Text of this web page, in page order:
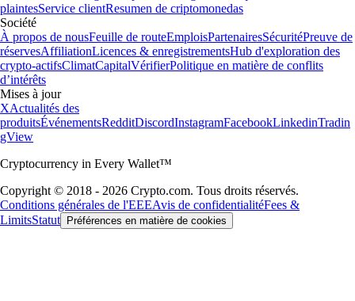
plaintesService clientResumen de criptomonedas
Société
À propos de nousFeuille de routeEmploisPartenairesSécuritéPreuve de
réservesAffiliationLicences & enregistrementsHub d'exploration des
crypto-actifsClimatCapitalVérifierPolitique en matière de conflits
d’intérêts
Mises à jour
XActualités des
produitsÉvénementsRedditDiscordInstagramFacebookLinkedinTradin
gView
Cryptocurrency in Every Wallet™
Copyright © 2018 - 2026 Crypto.com. Tous droits réservés.
Conditions générales de l'EEEAvis de confidentialitéFees &
LimitsStatut Préférences en matière de cookies